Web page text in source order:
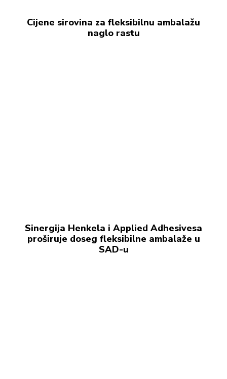
Cijene sirovina za fleksibilnu ambalažu
naglo rastu
Sinergija Henkela i Applied Adhesivesa
proširuje doseg fleksibilne ambalaže u
SAD-u